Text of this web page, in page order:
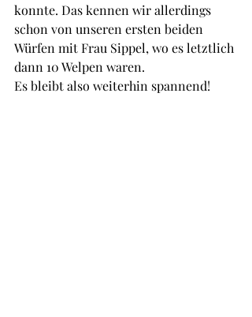
konnte. Das kennen wir allerdings
schon von unseren ersten beiden
Würfen mit Frau Sippel, wo es letztlich
dann 10 Welpen waren.
Es bleibt also weiterhin spannend!